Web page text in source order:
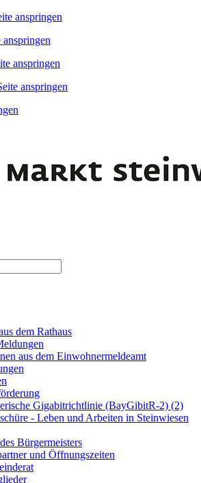
anspringen
anspringen
anspringen
anspringen
dem Rathaus
aus dem Einwohnermeldeamt
Gigabitrichtlinie (BayGibitR-2) (2)
- Leben und Arbeiten in Steinwiesen
Bürgermeisters
und Öffnungszeiten